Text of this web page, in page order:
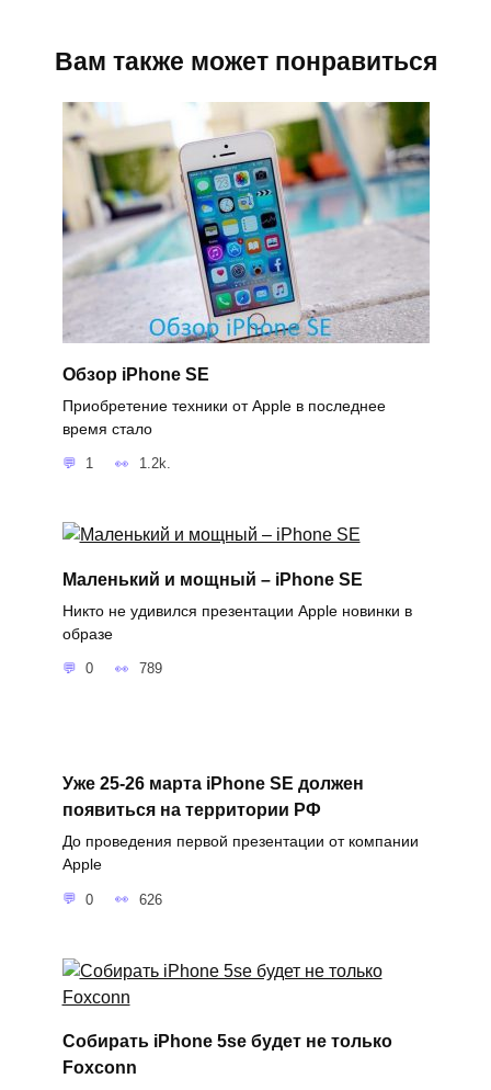
Вам также может понравиться
Обзор iPhone SE
Приобретение техники от Apple в последнее
время стало
1 1.2k.
Маленький и мощный – iPhone SE
Никто не удивился презентации Apple новинки в
образе
0 789
Уже 25-26 марта iPhone SE должен
появиться на территории РФ
До проведения первой презентации от компании
Apple
0 626
Собирать iPhone 5se будет не только
Foxconn